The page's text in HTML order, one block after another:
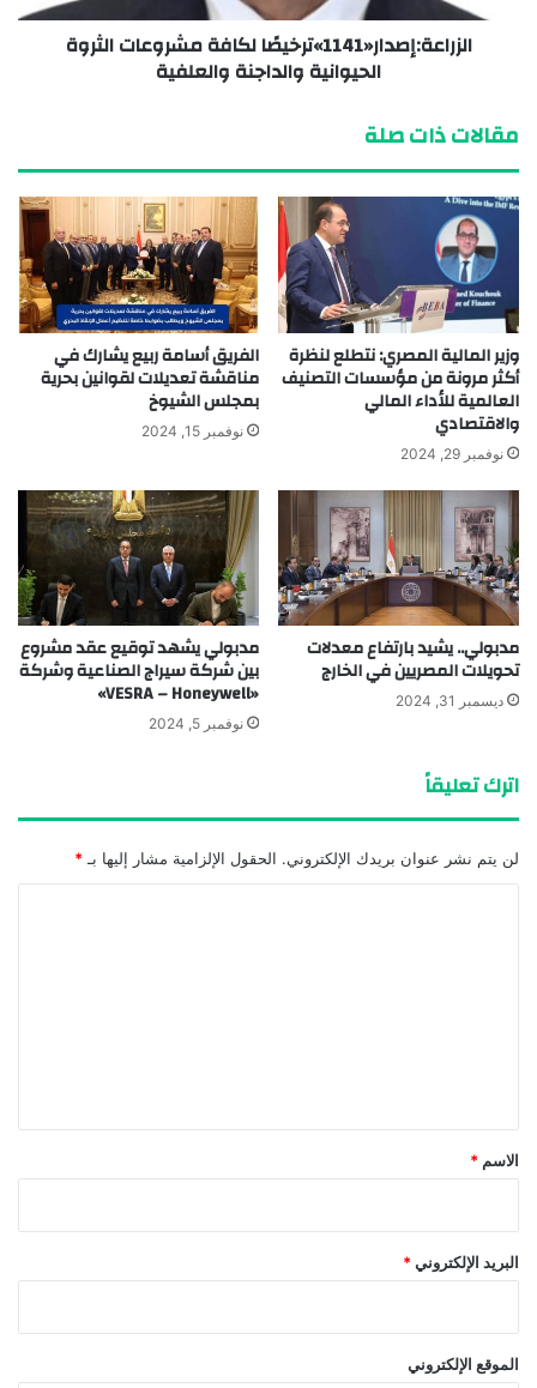
الزراعة:إصدار«1141»ترخيصًا لكافة مشروعات الثروة
الحيوانية والداجنة والعلفية
مقالات ذات صلة
وزير المالية المصري: نتطلع لنظرة
أكثر مرونة من مؤسسات التصنيف
العالمية للأداء المالي
والاقتصادي
نوفمبر 29, 2024
الفريق أسامة ربيع يشارك في
مناقشة تعديلات لقوانين بحرية
بمجلس الشيوخ
نوفمبر 15, 2024
مدبولي.. يشيد بارتفاع معدلات
تحويلات المصريين في الخارج
ديسمبر 31, 2024
مدبولي يشهد توقيع عقد مشروع
بين شركة سيراج الصناعية وشركة
«VESRA – Honeywell»
نوفمبر 5, 2024
اترك تعليقاً
لن يتم نشر عنوان بريدك الإلكتروني. الحقول الإلزامية مشار إليها بـ *
*
الاسم *
البريد الإلكتروني *
الموقع الإلكتروني